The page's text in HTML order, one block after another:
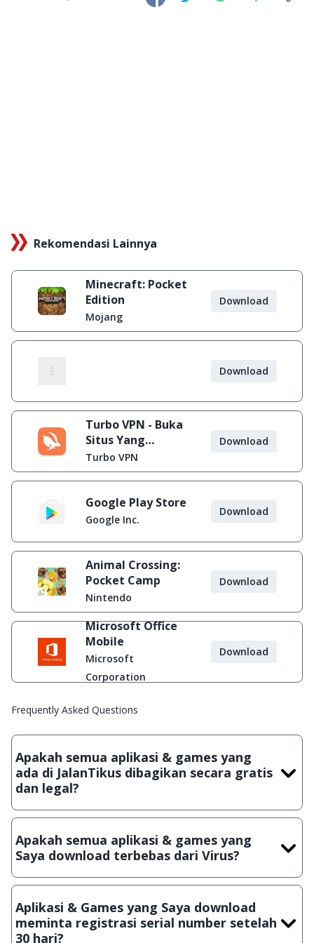
Rekomendasi Lainnya
Minecraft: Pocket
Edition
Mojang
Download
Download
Turbo VPN - Buka
Situs Yang
Diblokir
Turbo VPN
Download
Google Play Store
Google Inc.
Download
Animal Crossing:
Pocket Camp
Nintendo
Download
Microsoft Office
Mobile
Microsoft
Corporation
Download
Frequently Asked Questions
Apakah semua aplikasi & games yang
ada di JalanTikus dibagikan secara gratis
dan legal?
Ya, JalanTikus hanya membagikan aplikasi & games yang
crack, patch atau semacamnya.
Apakah semua aplikasi & games yang
Saya download terbebas dari Virus?
Ya, JalanTikus selalu melakukan scanning dengan 3 jenis
suatu aplikasi atau games, sehingga bisa dijamin 100%
terbebas dari virus.
Aplikasi & Games yang Saya download
meminta registrasi serial number setelah
30 hari?